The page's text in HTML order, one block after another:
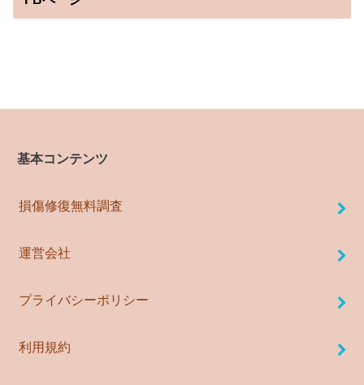
基本コンテンツ
損傷修復無料調査
運営会社
プライバシーポリシー
利用規約